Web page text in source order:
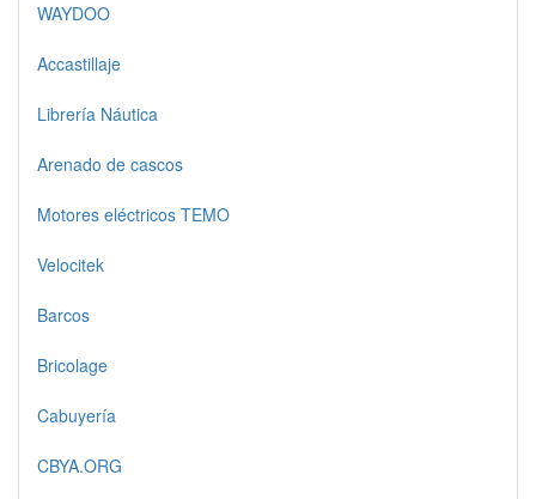
WAYDOO
Accastillaje
Librería Náutica
Arenado de cascos
Motores eléctricos TEMO
Velocitek
Barcos
Bricolage
Cabuyería
CBYA.ORG